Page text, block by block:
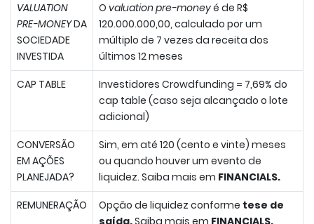
VALUATION
PRE-MONEYDA
SOCIEDADE
INVESTIDA
O valuation pre-moneyé de R$
120.000.000,00, calculado por um
múltiplo de 7 vezes da receita dos
últimos 12 meses
CAP TABLE
Investidores Crowdfunding = 7,69% do
cap table (caso seja alcançado o lote
adicional)
CONVERSÃO
EM AÇÕES
PLANEJADA?
Sim, em até 120 (cento e vinte) meses
ou quando houver um evento de
liquidez. Saiba mais em FINANCIALS.
REMUNERAÇÃO
Opção de liquidez conforme tese de